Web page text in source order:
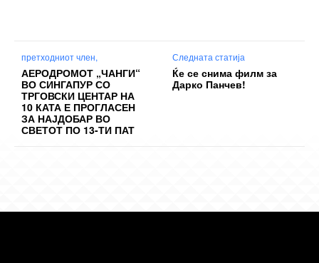
претходниот член,
АЕРОДРОМОТ „ЧАНГИ“
ВО СИНГАПУР СО
ТРГОВСКИ ЦЕНТАР НА
10 КАТА Е ПРОГЛАСЕН
ЗА НАЈДОБАР ВО
СВЕТОТ ПО 13-ТИ ПАТ
Следната статија
Ќе се снима филм за
Дарко Панчев!